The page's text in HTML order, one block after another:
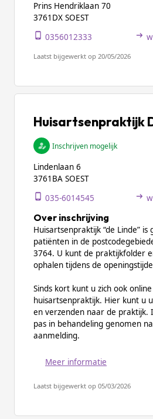
Prins Hendriklaan 70
3761DX SOEST
0356012333
Laatst bijgewerkt op 20/05/2026
Huisartsenpraktijk
Inschrijven mogelijk
Lindenlaan 6
3761BA SOEST
035-6014545
Over inschrijving
Huisartsenpraktijk “de Linde”
patiënten in de
3764. U kunt de praktijkfolder
ophalen tijdens de
Sinds kort kunt u zich ook
huisartsenpraktijk. Hier kunt u
en verzenden naar de praktijk.
pas in behandeling genomen
aanmelding.
Meer informatie
Laatst bijgewerkt op 05/03/2026